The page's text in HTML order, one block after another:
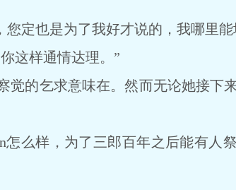
定也是为了我好才说的，我哪里能
这样通情达理。”
的乞求意味在。然而无论她接下
么样，为了三郎百年之后能有人